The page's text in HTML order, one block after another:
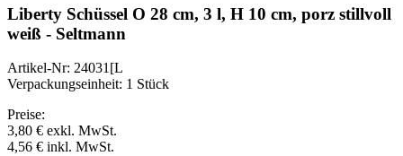
Liberty Schüssel O 28 cm, 3 l, H 10 cm, porz stillvoll
weiß - Seltmann
Artikel-Nr: 24031[L
Verpackungseinheit: 1 Stück
Preise:
3,80 € exkl. MwSt.
4,56 € inkl. MwSt.